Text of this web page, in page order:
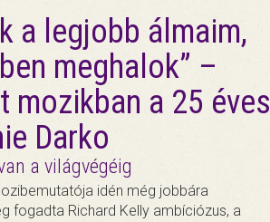
a legjobb álmaim,
meghalok” –
mozikban a 25 éves
Darko
a világvégéig
idén még jobbára
fogadta Richard Kelly ambíciózus, a